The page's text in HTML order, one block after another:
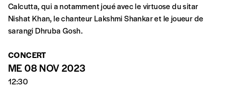
En pratique
Vous vous abonnez pour l’année civile en
cours ou vous commandez au numéro.
revue en format papier ou numérique.
Vous renseignez vos coordonnées.
Calcutta, qui a notamment joué avec le virtuose du sitar
Nishat Khan, le chanteur Lakshmi Shankar et le joueur de
sarangi Dhruba Gosh.
CONCERT
ME 08 NOV 2023
12:30